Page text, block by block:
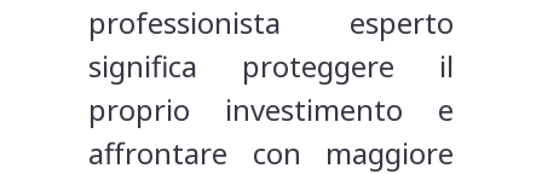
professionista esperto
significa proteggere il
proprio investimento e
affrontare con maggiore